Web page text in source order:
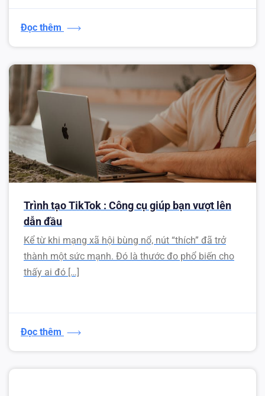
Đọc thêm
Trình tạo TikTok : Công cụ giúp bạn vượt lên
dẫn đầu
Kể từ khi mạng xã hội bùng nổ, nút “thích” đã trở
thành một sức mạnh. Đó là thước đo phổ biến cho
thấy ai đó […]
Đọc thêm